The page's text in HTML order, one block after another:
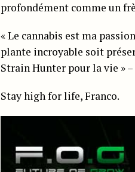
profondément comme un
« Le cannabis est ma
plante incroyable soit
Strain Hunter pour la vie »
Stay high for life, Franco.